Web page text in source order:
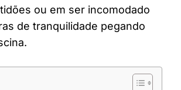
ou em ser incomodado
de tranquilidade pegando